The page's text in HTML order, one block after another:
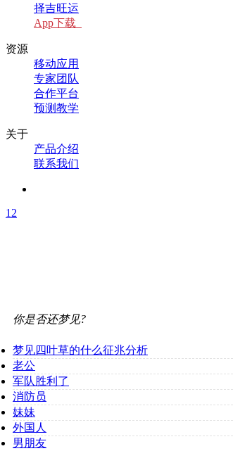
择吉旺运
App下载
资源
移动应用
专家团队
合作平台
预测教学
关于
产品介绍
联系我们
1 2
你是否还梦见?
梦见四叶草的什么征兆分析
老公
军队胜利了
消防员
妹妹
外国人
男朋友